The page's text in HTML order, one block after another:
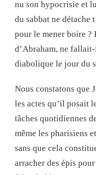
nu son hypocrisie et
du sabbat ne détache
pour le mener boire ?
d’Abraham, ne
diabolique le jour du
Nous constatons que
les actes qu’il posait
tâches quotidiennes
même les pharisiens
sans que cela
arracher des épis